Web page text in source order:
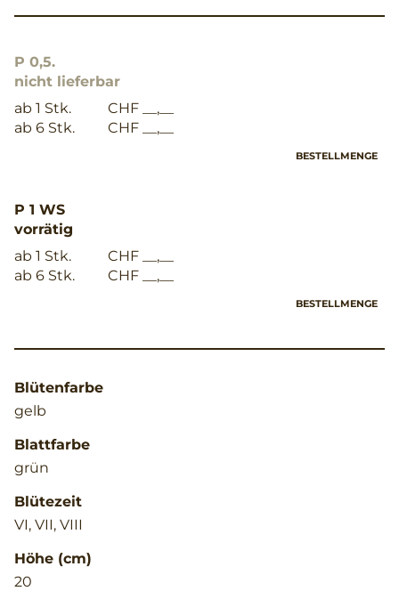
P 0,5.
nicht lieferbar
ab 1 Stk.
CHF __,__
ab 6 Stk.
CHF __,__
BESTELLMENGE
P 1 WS
vorrätig
ab 1 Stk.
CHF __,__
ab 6 Stk.
CHF __,__
BESTELLMENGE
Blütenfarbe
gelb
Blattfarbe
grün
Blütezeit
VI, VII, VIII
Höhe (cm)
20